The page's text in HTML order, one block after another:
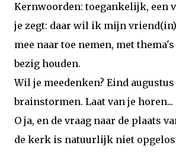
Kernwoorden: toegankelijk, een
je zegt: daar wil ik mijn
mee naar toe nemen, met
bezig houden.
Wil je meedenken? Eind augustus
brainstormen. Laat van je horen...
O ja, en de vraag naar de plaats
de kerk is natuurlijk niet